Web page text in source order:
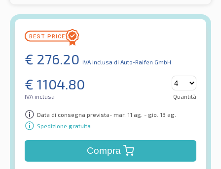
€ 276.20 IVA inclusa di Auto-Raifen GmbH
€ 1104.80
IVA inclusa Quantità
Data di consegna prevista- mar. 11 ag. - gio. 13 ag.
Spedizione gratuita
Compra